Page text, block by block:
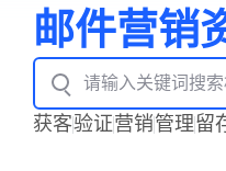
邮件营销
获客验证营销管理留